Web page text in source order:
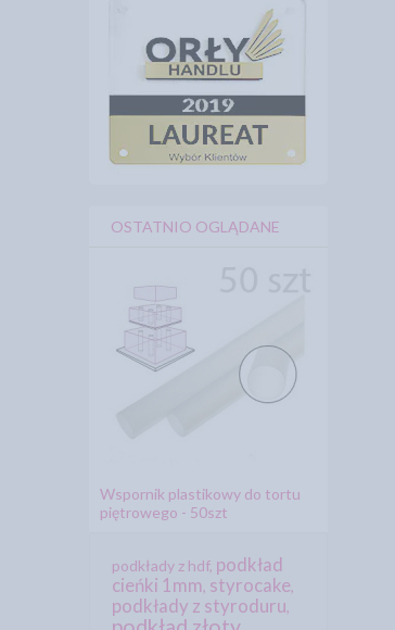
OSTATNIO OGLĄDANE
Wspornik plastikowy do tortu
piętrowego - 50szt
podkłady z hdf, podkład
cieńki 1mm, styrocake,
podkłady z styroduru,